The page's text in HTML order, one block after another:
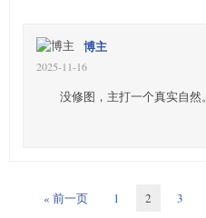
博主
2025-11-16
没修图，主打一个真实自然。
« 前一页 1 2 3